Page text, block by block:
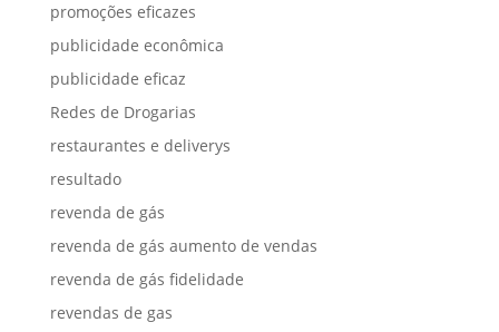
promoções eficazes
publicidade econômica
publicidade eficaz
Redes de Drogarias
restaurantes e deliverys
resultado
revenda de gás
revenda de gás aumento de vendas
revenda de gás fidelidade
revendas de gas